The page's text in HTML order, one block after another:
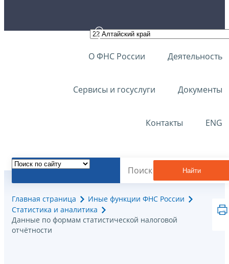
О ФНС России Деятельность
Сервисы и госуслуги Документы
Контакты ENG
Найти
Главная страница
Иные функции ФНС России
Статистика и аналитика
Данные по формам статистической налоговой
отчётности